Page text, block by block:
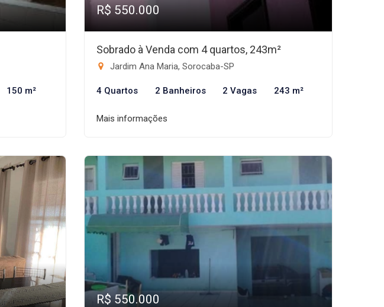
150 m²
R$ 550.000
Sobrado à Venda com 4 quartos, 243m²
Jardim Ana Maria, Sorocaba-SP
4 Quartos 2 Banheiros 2 Vagas 243 m²
Mais informações
R$ 550.000